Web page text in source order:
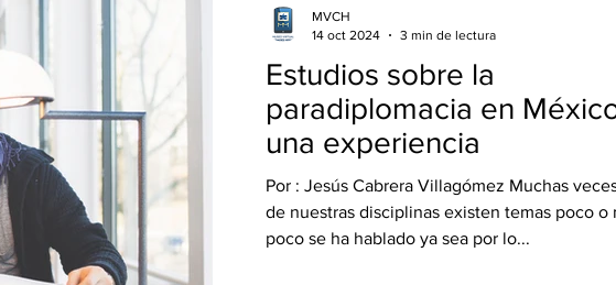
Estudios sobre la
paradiplomacia en
una experiencia
Por : Jesús Cabrera Villagómez Muchas
de nuestras disciplinas existen temas poco o
poco se ha hablado ya sea por lo...
MVCH
14 oct 2024
3 min de lectura